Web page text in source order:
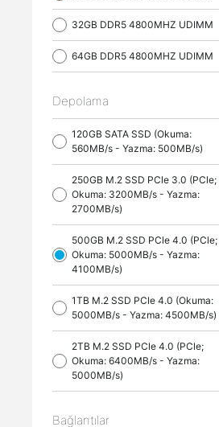
32GB DDR5 4800MHZ UDIMM
64GB DDR5 4800MHZ UDIMM
Depolama
120GB SATA SSD (Okuma:
560MB/s - Yazma: 500MB/s)
250GB M.2 SSD PCle 3.0 (PCle;
Okuma: 3200MB/s - Yazma:
2700MB/s)
500GB M.2 SSD PCle 4.0 (PCle;
Okuma: 5000MB/s - Yazma:
4100MB/s)
1TB M.2 SSD PCle 4.0 (Okuma:
5000MB/s - Yazma: 4500MB/s)
2TB M.2 SSD PCle 4.0 (PCle;
Okuma: 6400MB/s - Yazma:
5000MB/s)
Bağlantılar